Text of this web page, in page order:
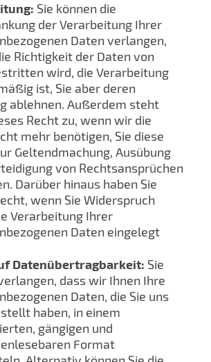
Sie können die
der Verarbeitung Ihrer
Daten verlangen,
Richtigkeit der Daten von
wird, die Verarbeitung
ist, Sie aber deren
ablehnen. Außerdem steht
Recht zu, wenn wir die
mehr benötigen, Sie diese
Geltendmachung, Ausübung
von Rechtsansprüchen
Darüber hinaus haben Sie
wenn Sie Widerspruch
Verarbeitung Ihrer
Daten eingelegt
Datenübertragbarkeit: Sie
dass wir Ihnen Ihre
Daten, die Sie uns
haben, in einem
gängigen und
Format